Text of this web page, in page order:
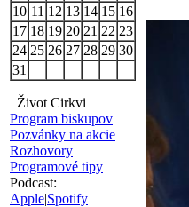
10 11 12 13 14 15 16
17 18 19 20 21 22 23
24 25 26 27 28 29 30
31
Život Cirkvi
Program biskupov
Pozvánky na akcie
Rozhovory
Programové tipy
Podcast:
Apple|Spotify